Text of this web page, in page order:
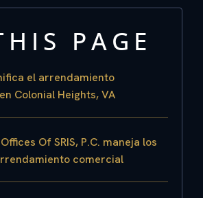
PAGE
el arrendamiento
Colonial Heights, VA
Of SRIS, P.C. maneja los
comercial